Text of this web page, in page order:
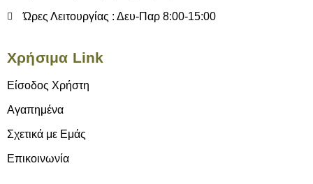
Ώρες Λειτουργίας : Δευ-Παρ 8:00-15:00
Χρήσιμα Link
Είσοδος Χρήστη
Αγαπημένα
Σχετικά με Εμάς
Επικοινωνία